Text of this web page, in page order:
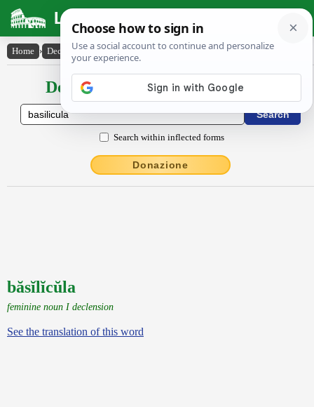
Latin Dictionary
Home › Declensions / Conjugations › băsĭlĭcŭla
Declensions / Conjugations latin
Search within inflected forms
Donazione
băsĭlĭcŭla
feminine noun I declension
See the translation of this word